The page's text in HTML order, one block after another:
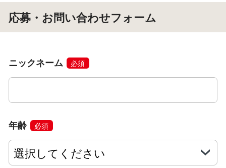
応募・お問い合わせフォーム
ニックネーム 必須
年齢 必須